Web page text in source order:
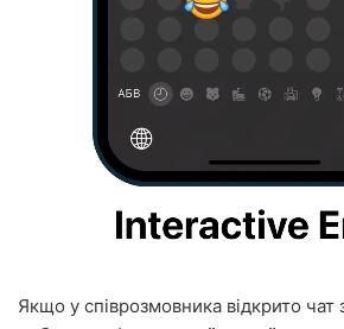
Якщо у співрозмовника відкрито чат